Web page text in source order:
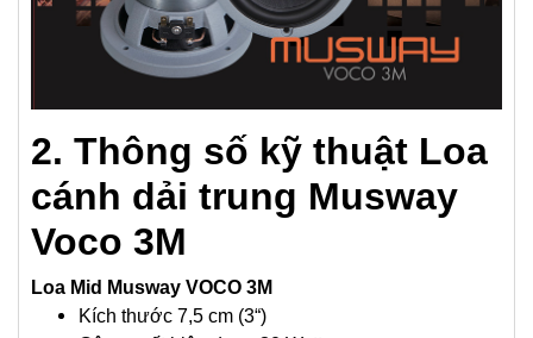
o
s
ố
l
ợ
2. Thông số kỹ thuật Loa
cánh dải trung Musway
Voco 3M
Loa Mid Musway VOCO 3M
Kích thước 7,5 cm (3“)